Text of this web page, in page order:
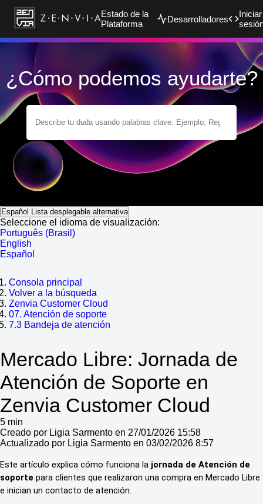
Estado de la
Plataforma
Desarrolladores
Iniciar
¿Cómo podemos ayudarte?
Español Lista desplegable alternativa
Seleccione el idioma de visualización:
Português (Brasil)
English
Español
Consola principal
Volver a la búsqueda
Zenvia Customer Cloud
07. Atención de soporte
7.3 Bandeja de atención
Mercado Libre: Jornada de
Atención de Soporte en
Zenvia Customer Cloud
5 min
Creado por Ligia Sarmento en 27/01/2026 15:58
Actualizado por Ligia Sarmento en 03/02/2026 8:57
Este artículo explica cómo funciona la jornada de Atención de
soporte para clientes que realizaron una compra en Mercado Libre
e inician un contacto de atención.